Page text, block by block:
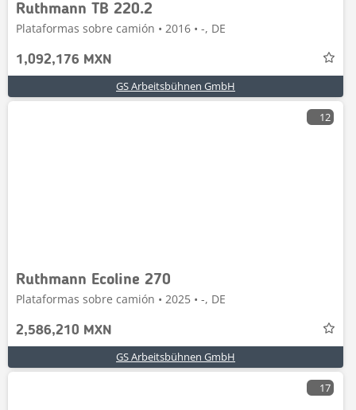
Ruthmann TB 220.2
Plataformas sobre camión • 2016 • -, DE
1,092,176 MXN
GS Arbeitsbühnen GmbH
12
Ruthmann Ecoline 270
Plataformas sobre camión • 2025 • -, DE
2,586,210 MXN
GS Arbeitsbühnen GmbH
17